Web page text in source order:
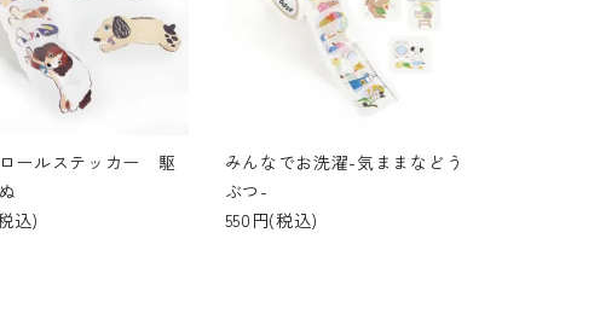
ールステッカー 駆
込)
みんなでお洗濯-気ままなどう
ぶつ-
550円(税込)